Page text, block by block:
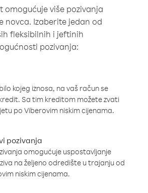
omogućuje više pozivanja
novca. Izaberite jedan od
fleksibilnih i jeftinih
pozivanja:
kojeg iznosa, na vaš račun se
Sa tim kreditom možete zvati
po Viberovim niskim cijenama.
pozivanja
omogućuje uspostavljanje
na željeno odredište u trajanju od
niskim cijenama.